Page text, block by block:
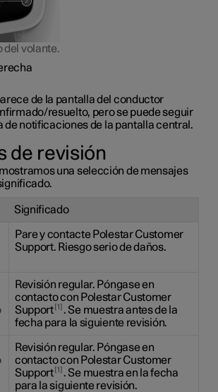
del volante.
de la pantalla del conductor
resuelto, pero se puede seguir
de notificaciones de la pantalla central.
de revisión
una selección de mensajes
Significado
Pare y contacte Polestar Customer
Support. Riesgo serio de daños.
Revisión regular. Póngase en
contacto con Polestar Customer
Support 1
. Se muestra antes de la
fecha para la siguiente revisión.
Revisión regular. Póngase en
contacto con Polestar Customer
Support 1
. Se muestra en la fecha
para la siguiente revisión.